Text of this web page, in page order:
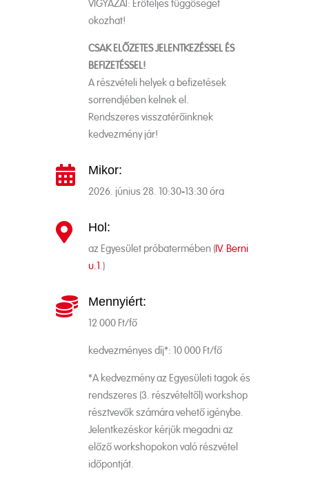
VIGYÁZAT: Erőteljes függőséget
okozhat!
CSAK ELŐZETES JELENTKEZÉSSEL ÉS
BEFIZETÉSSEL!
A részvételi helyek a befizetések
sorrendjében kelnek el.
Rendszeres visszatérőinknek
kedvezmény jár!
 Mikor:
2026. június 28. 10:30-13:30 óra
 Hol:
az Egyesület próbatermében (IV. Berni
u.1.)
 Mennyiért:
12 000 Ft/fő
kedvezményes díj*: 10 000 Ft/fő
*A kedvezmény az Egyesületi tagok és
rendszeres (3. részvételtől) workshop
résztvevők számára vehető igénybe.
Jelentkezéskor kérjük megadni az
előző workshopokon való részvétel
időpontját.